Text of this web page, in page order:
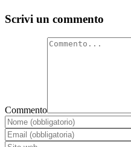
Scrivi un commento
Commento